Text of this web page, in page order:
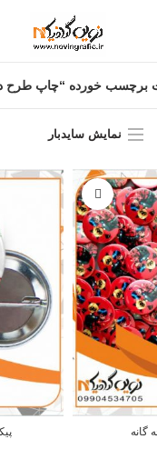
برچسب خورده “چاپ طرح
نمایش سایدبار
گانه